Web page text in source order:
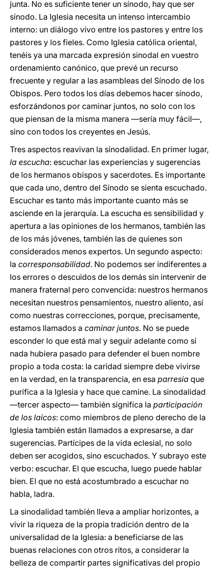
junta. No es suficiente tener un sínodo, hay que ser
sínodo. La Iglesia necesita un intenso intercambio
interno: un diálogo vivo entre los pastores y entre los
pastores y los fieles. Como Iglesia católica oriental,
tenéis ya una marcada expresión sinodal en vuestro
ordenamiento canónico, que prevé un recurso
frecuente y regular a las asambleas del Sínodo de los
Obispos. Pero todos los días debemos hacer sínodo,
esforzándonos por caminar juntos, no solo con los
que piensan de la misma manera ―sería muy fácil―,
sino con todos los creyentes en Jesús.
Tres aspectos reavivan la sinodalidad. En primer lugar,
la escucha: escuchar las experiencias y sugerencias
de los hermanos obispos y sacerdotes. Es importante
que cada uno, dentro del Sínodo se sienta escuchado.
Escuchar es tanto más importante cuanto más se
asciende en la jerarquía. La escucha es sensibilidad y
apertura a las opiniones de los hermanos, también las
de los más jóvenes, también las de quienes son
considerados menos expertos. Un segundo aspecto:
la corresponsabilidad. No podemos ser indiferentes a
los errores o descuidos de los demás sin intervenir de
manera fraternal pero convencida: nuestros hermanos
necesitan nuestros pensamientos, nuestro aliento, así
como nuestras correcciones, porque, precisamente,
estamos llamados a caminar juntos. No se puede
esconder lo que está mal y seguir adelante como si
nada hubiera pasado para defender el buen nombre
propio a toda costa: la caridad siempre debe vivirse
en la verdad, en la transparencia, en esa parresia que
purifica a la Iglesia y hace que camine. La sinodalidad
―tercer aspecto― también significa la participación
de los laicos: como miembros de pleno derecho de la
Iglesia también están llamados a expresarse, a dar
sugerencias. Partícipes de la vida eclesial, no solo
deben ser acogidos, sino escuchados. Y subrayo este
verbo: escuchar. El que escucha, luego puede hablar
bien. El que no está acostumbrado a escuchar no
habla, ladra.
La sinodalidad también lleva a ampliar horizontes, a
vivir la riqueza de la propia tradición dentro de la
universalidad de la Iglesia: a beneficiarse de las
buenas relaciones con otros ritos, a considerar la
belleza de compartir partes significativas del propio